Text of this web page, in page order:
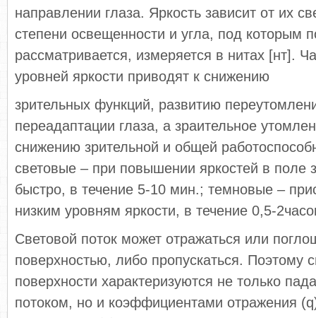
направлении глаза. Яркость зависит от их
степени освещенности и угла, под которым
рассматривается, измеряется в нитах [нт].
уровней яркости приводят к снижению
зрительных функций, развитию
переадаптации глаза, а зраительное
снижению зрительной и общей
световые – при повышении яркостей в поле
быстро, в течение 5-10 мин.; темновые –
низким уровням яркости, в течение 0,5-
Световой поток может отражаться или
поверхностью, либо пропускаться. Поэтому
поверхности характеризуются не только
потоком, но и коэффициентами отражения